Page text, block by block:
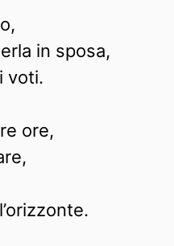
in sposa,
voti.
ore,